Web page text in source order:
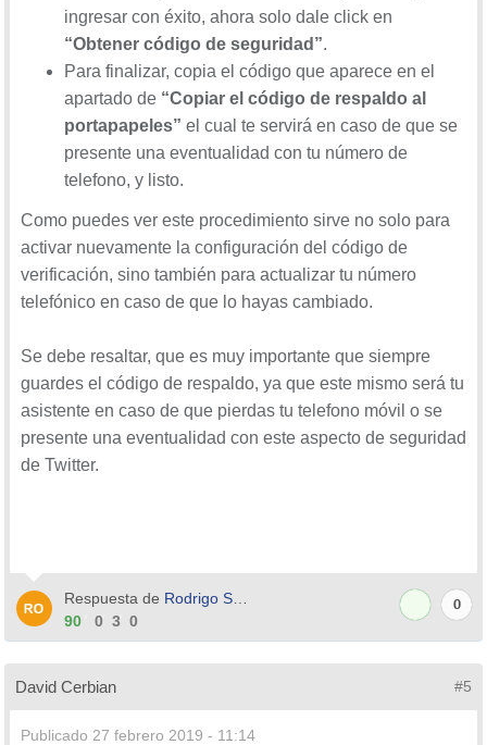
ingresar con éxito, ahora solo dale click en
“Obtener código de seguridad”.
Para finalizar, copia el código que aparece en el
apartado de “Copiar el código de respaldo al
portapapeles” el cual te servirá en caso de que se
presente una eventualidad con tu número de
telefono, y listo.
Como puedes ver este procedimiento sirve no solo para
activar nuevamente la configuración del código de
verificación, sino también para actualizar tu número
telefónico en caso de que lo hayas cambiado.
Se debe resaltar, que es muy importante que siempre
guardes el código de respaldo, ya que este mismo será tu
asistente en caso de que pierdas tu telefono móvil o se
presente una eventualidad con este aspecto de seguridad
de Twitter.
Respuesta de Rodrigo Serman
90
0 3 0
0
David Cerbian #5
Publicado 27 febrero 2019 - 11:14